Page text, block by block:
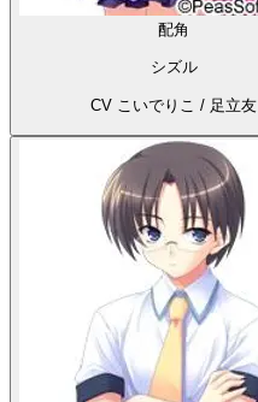
配角
シズル
CV こいでりこ / 足立友